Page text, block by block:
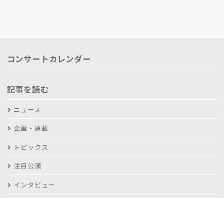
コンサートカレンダー
記事を読む
ニュース
企画・連載
トピックス
注目公演
インタビュー